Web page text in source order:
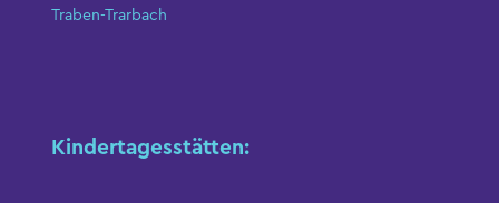
Traben-Trarbach
Kindertagesstätten: